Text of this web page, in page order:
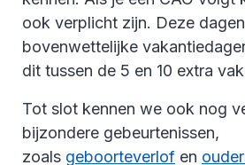
ook verplicht zijn. Deze
bovenwettelijke
dit tussen de 5 en 10 extra
Tot slot kennen we ook nog
bijzondere gebeurtenissen,
zoals geboorteverlof en